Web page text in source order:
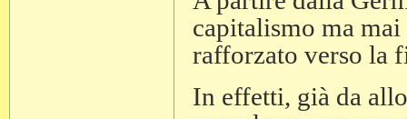
capitalismo ma
rafforzato verso la
In effetti, già da